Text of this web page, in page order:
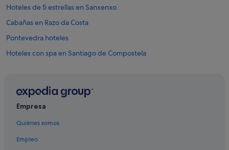
Hoteles de 5 estrellas en Sanxenxo
Cabañas en Razo da Costa
Pontevedra hoteles
Hoteles con spa en Santiago de Compostela
Sanxenxo hoteles
Nh Hotels en Casco antiguo de Pontevedra
Empresa
Quiénes somos
Empleo